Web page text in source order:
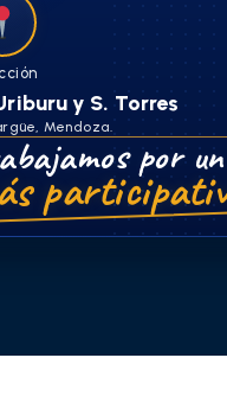
y S. Torres
Mendoza.
por